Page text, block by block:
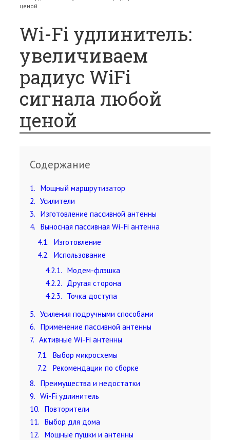
ценой
Wi-Fi удлинитель:
увеличиваем
радиус WiFi
сигнала любой
ценой
Содержание
1
Мощный маршрутизатор
2
Усилители
3
Изготовление пассивной антенны
4
Выносная пассивная Wi-Fi антенна
4.1
Изготовление
4.2
Использование
4.2.1
Модем-флэшка
4.2.2
Другая сторона
4.2.3
Точка доступа
5
Усиления подручными способами
6
Применение пассивной антенны
7
Активные Wi-Fi антенны
7.1
Выбор микросхемы
7.2
Рекомендации по сборке
8
Преимущества и недостатки
9
Wi-Fi удлинитель
10
Повторители
11
Выбор для дома
12
Мощные пушки и антенны